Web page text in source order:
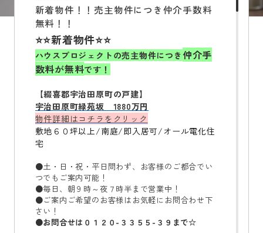
新着物件！！売主物件につき仲介手数料
無料！！
⭐⭐新着物件⭐⭐
ハウスプロジェクトの売主物件につき仲介手
数料が無料です！
【綴喜郡宇治田原町の戸建】
宇治田原町緑苑坂 1880万円
物件詳細はコチラをクリック
敷地６０坪以上/南庭/即入居可/オール電化住
宅
●土・日・祝・平日問わず、お客様のご都合でい
つでもご案内可能！
●毎日、朝９時～夜７時半まで営業中！
●ご案内ご希望のお客様はお気軽にお問合わせ下
さい！
●お問合せは０１２０ - ３３５５ - ３９まで☆